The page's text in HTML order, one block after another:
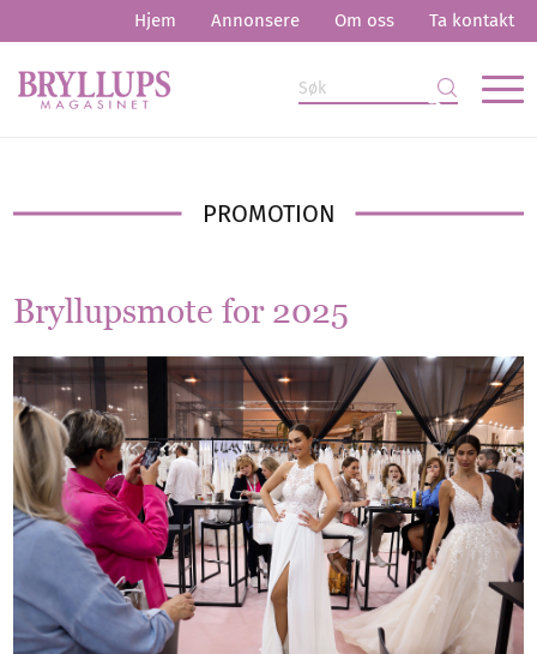
Hjem Annonsere Om oss Ta kontakt
PROMOTION
Bryllupsmote for 2025